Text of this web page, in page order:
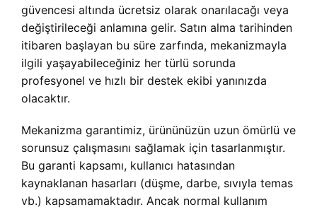
güvencesi altında ücretsiz olarak onarılacağı veya
değiştirileceği anlamına gelir. Satın alma tarihinden
itibaren başlayan bu süre zarfında, mekanizmayla
ilgili yaşayabileceğiniz her türlü sorunda
profesyonel ve hızlı bir destek ekibi yanınızda
olacaktır.
Mekanizma garantimiz, ürününüzün uzun ömürlü ve
sorunsuz çalışmasını sağlamak için tasarlanmıştır.
Bu garanti kapsamı, kullanıcı hatasından
kaynaklanan hasarları (düşme, darbe, sıvıyla temas
vb.) kapsamamaktadır. Ancak normal kullanım